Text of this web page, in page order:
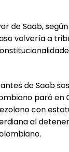
de Saab,
volvería a
de Saab
paró en
con
al